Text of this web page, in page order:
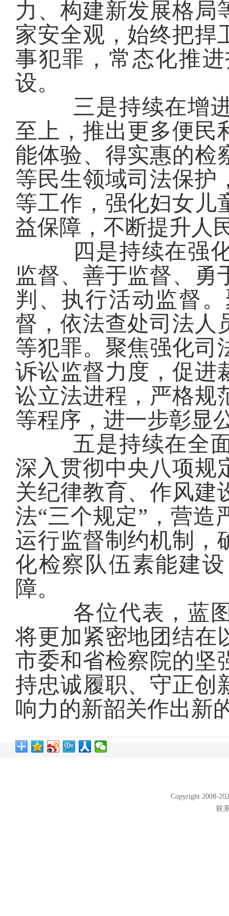
力、构建新发展格局
家安全观，始终把捍
事犯罪，常态化推
设。
三是持续在增
至上， 推出更多便民
能体验、得实惠的检
等民生领域司法保护
等工作，强化妇女儿
益保障，不断提升人
四是持续在强
监督、善于监督、勇
判、执行活动监督
督，依法查处司法人
等犯罪。聚焦强化司
诉讼监督力度，促进
讼立法进程，严格规
等程序，进一步彰显
五是持续在全
深入贯彻中央八项规
关纪律教育、作风建
法“三个规定” ，营
运行监督制约机制，
化检察队伍素能建
障。
各位代表，蓝
将更加紧密地团结在
市委和省检察院的坚
持忠诚履职、守正创
响力的新韶关作出新
Copyright 2008-
联